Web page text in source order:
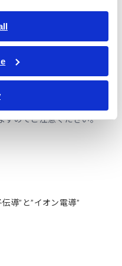
みの申し込みも可能です）
すのでご注意ください。
導”と”イオン電導”